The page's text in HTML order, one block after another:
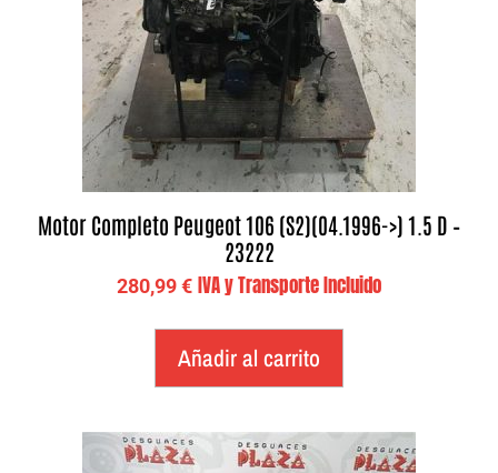
Motor Completo Peugeot 106 (S2)(04.1996->) 1.5 D –
23222
280,99€ IVA y Transporte Incluido
Añadir al carrito